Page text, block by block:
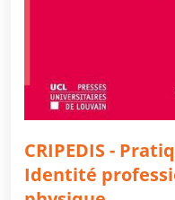
CRIPEDIS -
Identité